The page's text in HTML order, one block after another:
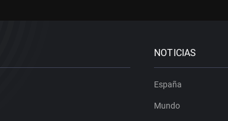
NOTICIAS
España
Mundo